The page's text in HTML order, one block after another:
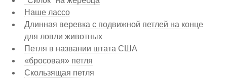
Наше лассо
Длинная веревка с подвижной петлей на конце
для ловли животных
Петля в названии штата США
«бросовая» петля
Скользящая петля